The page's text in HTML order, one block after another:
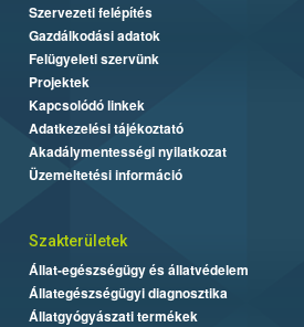
Szervezeti felépítés
Gazdálkodási adatok
Felügyeleti szervünk
Projektek
Kapcsolódó linkek
Adatkezelési tájékoztató
Akadálymentességi nyilatkozat
Üzemeltetési információ
Szakterületek
Állat-egészségügy és állatvédelem
Állategészségügyi diagnosztika
Állatgyógyászati termékek